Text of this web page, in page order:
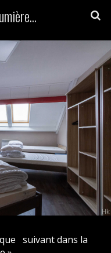
suivant dans la